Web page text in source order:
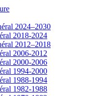
2024–2030
2018-2024
2012–2018
2006-2012
2000-2006
1994-2000
1988-1994
1982-1988